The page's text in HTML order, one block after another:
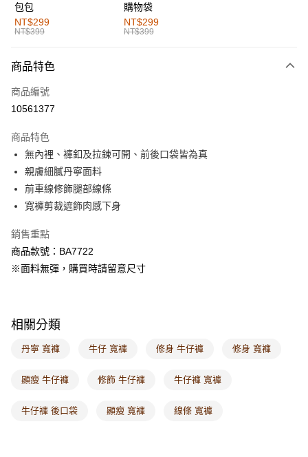
全家取貨付款
每筆NT$60，滿NT$1,000(含以上)免運費
付款後全家取貨
萊爾富取貨付款
付款後萊爾富取貨
每筆NT$60，滿NT$1,000(含以上)免運費
7-11取貨付款
每筆NT$60，滿NT$1,000(含以上)免運費
付款後7-11取貨
每筆NT$60，滿NT$1,000(含以上)免運費
付款後門市自取
每筆NT$60，滿NT$1,000(含以上)免運費
包包
NT$299
NT$399
購物袋
NT$299
NT$399
商品特色
商品編號
10561377
商品特色
無內裡、褲釦及拉鍊可開、前後口袋皆為真
親膚細膩丹寧面料
前車線修飾腿部線條
寬褲剪裁遮飾肉感下身
銷售重點
商品款號：BA7722
※面料無彈，購買時請留意尺寸
相關分類
丹寧 寬褲 牛仔 寬褲 修身 牛仔褲 修身 寬褲
顯瘦 牛仔褲 修飾 牛仔褲 牛仔褲 寬褲
牛仔褲 後口袋 顯瘦 寬褲 線條 寬褲